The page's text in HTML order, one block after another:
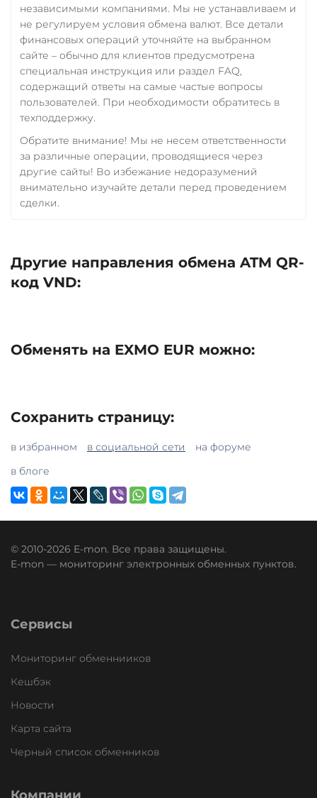
независимыми компаниями. Мы не устанавливаем и
не регулируем условия обмена валют. Все детали
финансовых операций уточняйте на выбранном
сайте – обычно для клиентов предусмотрена
специальная инструкция или раздел FAQ,
содержащий ответы на самые частые вопросы
пользователей. При необходимости обратитесь в
техподдержку.
Обратите внимание! Мы не несем ответственности
за различные операции, проводящиеся через
другие сайты! Во избежание недоразумений
внимательно изучайте детали перед проведением
сделки.
Другие направления обмена ATM QR-
код VND:
Обменять на EXMO EUR можно:
Сохранить страницу:
в избранном в социальной сети
на форуме
в блоге
© 2010-2026 E-mon. Все права защищены.
E-mon — мониторинг электронных обменных пунктов.
Сервисы
Мониторинг обменнииков
Кешбэк
Новости
Карта сайта
Черный список обменников